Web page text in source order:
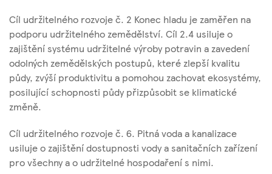
Cíl udržitelného rozvoje č. 2 Konec hladu je zaměřen na
podporu udržitelného zemědělství. Cíl 2.4 usiluje o
zajištění systému udržitelné výroby potravin a zavedení
odolných zemědělských postupů, které zlepší kvalitu
půdy, zvýší produktivitu a pomohou zachovat ekosystémy,
posilující schopnosti půdy přizpůsobit se klimatické
změně.
Cíl udržitelného rozvoje č. 6. Pitná voda a kanalizace
usiluje o zajištění dostupnosti vody a sanitačních zařízení
pro všechny a o udržitelné hospodaření s nimi.